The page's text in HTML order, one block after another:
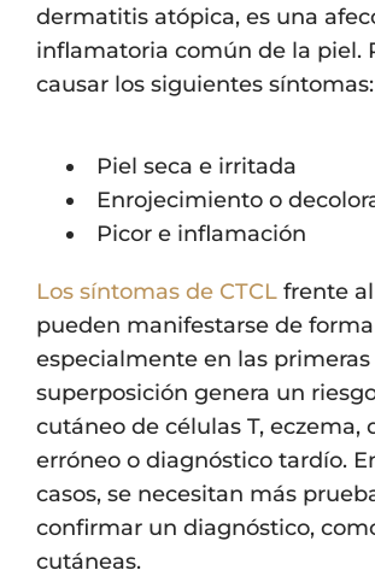
dermatitis atópica, es una
inflamatoria común de la piel.
causar los siguientes síntomas:
Piel seca e irritada
Enrojecimiento o
Picor e inflamación
Los síntomas de CTCL frente
pueden manifestarse de
especialmente en las primeras
superposición genera un
cutáneo de células T, eczema,
erróneo o diagnóstico tardío.
casos, se necesitan más
confirmar un diagnóstico,
cutáneas.